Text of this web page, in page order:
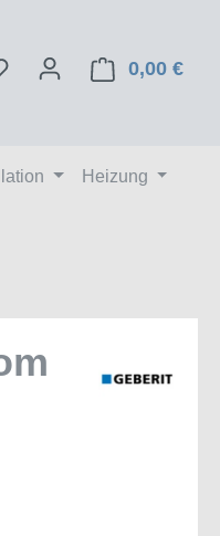
anzeigen
0,00 €
Heizung